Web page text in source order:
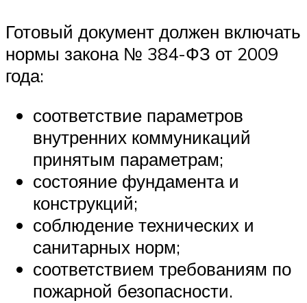
Готовый документ должен включать
нормы закона № 384-ФЗ от 2009
года:
соответствие параметров
внутренних коммуникаций
принятым параметрам;
состояние фундамента и
конструкций;
соблюдение технических и
санитарных норм;
соответствием требованиям по
пожарной безопасности.